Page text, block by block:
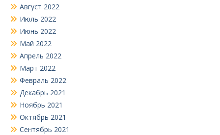
Август 2022
Июль 2022
Июнь 2022
Май 2022
Апрель 2022
Март 2022
Февраль 2022
Декабрь 2021
Ноябрь 2021
Октябрь 2021
Сентябрь 2021